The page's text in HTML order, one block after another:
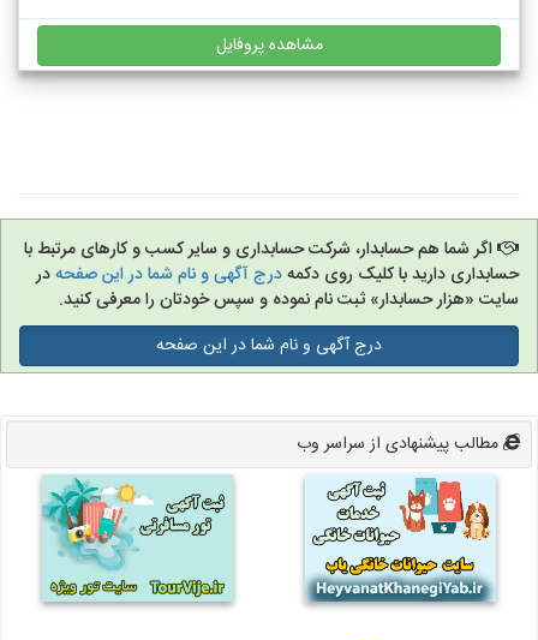
مشاهده پروفایل
اگر شما هم حسابدار، شرکت حسابداری و سایر کسب و کارهای مرتبط با
حسابداری دارید با کلیک روی دکمهدرج آگهی و نام شما در این صفحهدر
سایت «هزار حسابدار» ثبت نام نموده و سپس خودتان را معرفی کنید.
درج آگهی و نام شما در این صفحه
مطالب پیشنهادی از سراسر وب